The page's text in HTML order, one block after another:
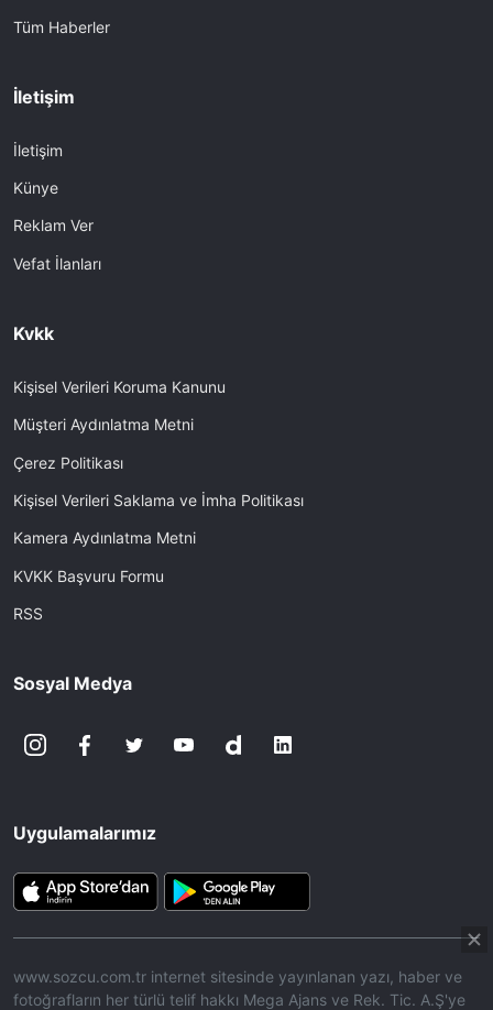
Tüm Haberler
İletişim
İletişim
Künye
Reklam Ver
Vefat İlanları
Kvkk
Kişisel Verileri Koruma Kanunu
Müşteri Aydınlatma Metni
Çerez Politikası
Kişisel Verileri Saklama ve İmha Politikası
Kamera Aydınlatma Metni
KVKK Başvuru Formu
RSS
Sosyal Medya
Uygulamalarımız
www.sozcu.com.tr internet sitesinde yayınlanan yazı, haber ve
fotoğrafların her türlü telif hakkı Mega Ajans ve Rek. Tic. A.Ş'ye